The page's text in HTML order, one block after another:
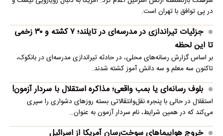
در پی توافق با تهران است.
جزئیات تیراندازی در مدرسه‌ای در تایلند؛ ۷ کشته و ۳۰ زخمی
تا این لحظه
بر اساس گزارش رسانه‌های محلی، در حادثه تیراندازی مدرسه‌ای در بانکوک،
تاکنون سه معلم و سه دانش آموز کشته شدند.
بلوف رسانه‌ای یا بمب واقعی؛ مذاکره استقلال با سردار آزمون!
استقلال در حالی با پنجره نقل‌وانتقالاتی بسته روزهای دشواری را سپری
می‌کند که در همین شرایط، نام سردار آزمون به عنوان…